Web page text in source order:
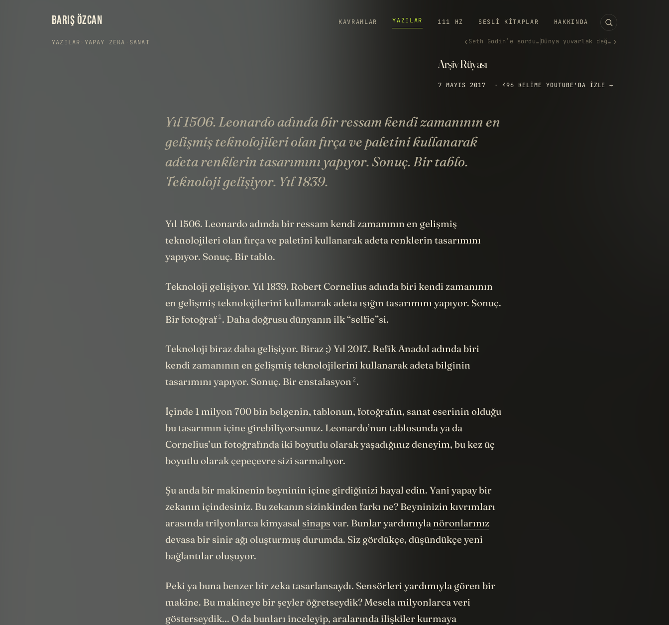
BARIŞ ÖZCAN KAVRAMLAR YAZILAR 111 HZ SESLI KITAPLAR HAKKINDA
YAZILAR YAPAY ZEKA SANAT ‹ Seth Godin’e sordum: Ikarus b… Dünya yuvarlak değildir ›
Arşiv Rüyası
7 MAYIS 2017 · 496 KELIME YOUTUBE'DA IZLE →
Yıl 1506. Leonardo adında bir ressam kendi zamanının en
gelişmiş teknolojileri olan fırça ve paletini kullanarak
adeta renklerin tasarımını yapıyor. Sonuç. Bir tablo.
Teknoloji gelişiyor. Yıl 1839.
Yıl 1506. Leonardo adında bir ressam kendi zamanının en gelişmiş
teknolojileri olan fırça ve paletini kullanarak adeta renklerin tasarımını
yapıyor. Sonuç. Bir tablo.
Teknoloji gelişiyor. Yıl 1839. Robert Cornelius adında biri kendi zamanının
en gelişmiş teknolojilerini kullanarak adeta ışığın tasarımını yapıyor. Sonuç.
Bir fotoğraf1. Daha doğrusu dünyanın ilk “selfie”si.
Teknoloji biraz daha gelişiyor. Biraz ;) Yıl 2017. Refik Anadol adında biri
kendi zamanının en gelişmiş teknolojilerini kullanarak adeta bilginin
tasarımını yapıyor. Sonuç. Birenstalasyon 2.
İçinde 1 milyon 700 bin belgenin, tablonun, fotoğrafın, sanat eserinin olduğu
bu tasarımın içine girebiliyorsunuz. Leonardo’nun tablosunda ya da
Cornelius’un fotoğrafında iki boyutlu olarak yaşadığınız deneyim, bu kez üç
boyutlu olarak çepeçevre sizi sarmalıyor.
Şu anda bir makinenin beyninin içine girdiğinizi hayal edin. Yani yapay bir
zekanın içindesiniz. Bu zekanın sizinkinden farkı ne? Beyninizin kıvrımları
arasında trilyonlarca kimyasal sinaps var. Bunlar yardımıyla nöronlarınız
devasa bir sinir ağı oluşturmuş durumda. Siz gördükçe, düşündükçe yeni
bağlantılar oluşuyor.
Peki ya buna benzer bir zeka tasarlansaydı. Sensörleri yardımıyla gören bir
makine. Bu makineye bir şeyler öğretseydik? Mesela milyonlarca veri
gösterseydik... O da bunları inceleyip, aralarında ilişkiler kurmaya